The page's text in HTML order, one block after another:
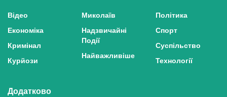
Відео
Економіка
Кримінал
Курйози
Миколаїв
Надзвичайні
Події
Найважливіше
Політика
Спорт
Суспільство
Технології
Додатково